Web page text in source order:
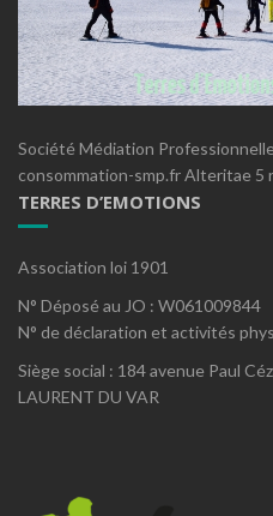
Société Médiation
consommation-smp.fr Alteritae 5
TERRES D’EMOTIONS
Association loi 1901
N° Déposé au JO : W061009844
N° de déclaration et activités
Siège social : 184 avenue Paul
LAURENT DU VAR